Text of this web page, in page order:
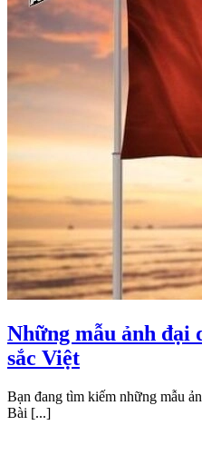
Những mẫu ảnh đại
sắc Việt
Bạn đang tìm kiếm những mẫu
Bài [...]